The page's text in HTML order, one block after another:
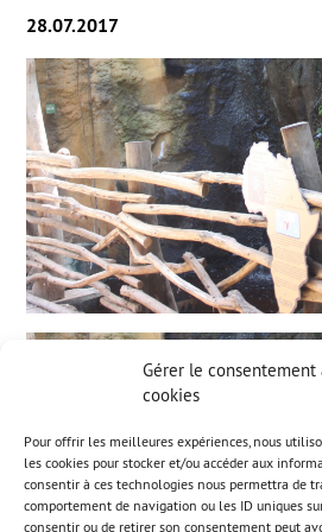
Gérer le consentement
cookies
Pour offrir les meilleures expériences, nous
les cookies pour stocker et/ou accéder aux
consentir à ces technologies nous permettra de
comportement de navigation ou les ID uniques
consentir ou de retirer son consentement peut
28.07.2017